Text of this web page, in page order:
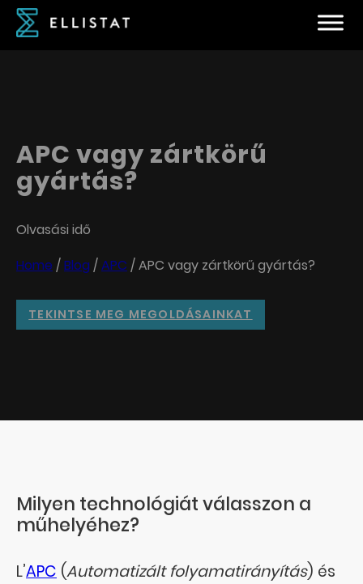
APC vagy zártkörű
gyártás?
Olvasási idő
Home /Blog /APC /APC vagy zártkörű gyártás?
TEKINTSE MEG MEGOLDÁSAINKAT
Milyen technológiát válasszon a
műhelyéhez?
L’APC (Automatizált folyamatirányítás) és